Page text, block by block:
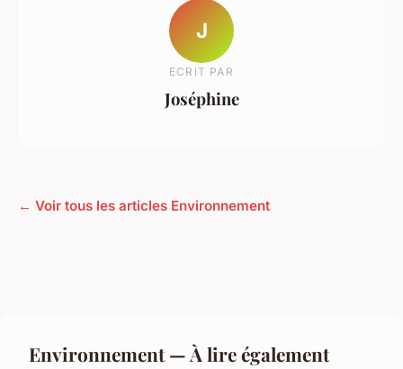
J
ECRIT PAR
Joséphine
← Voir tous les articles Environnement
Environnement — À lire également